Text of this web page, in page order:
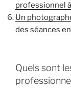
professionnel
Un
des séances
Quels sont